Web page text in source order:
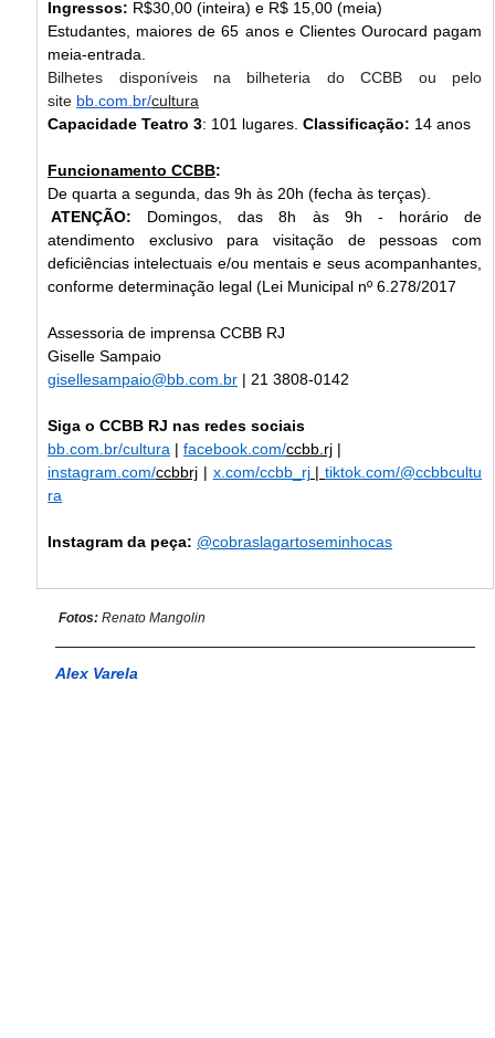
Ingressos: R$30,00 (inteira) e R$ 15,00 (meia)
Estudantes, maiores de 65 anos e Clientes Ourocard pagam
meia-entrada.
Bilhetes disponíveis na bilheteria do CCBB ou pelo
site bb.com.br/cultura
Capacidade Teatro 3: 101 lugares. Classificação: 14 anos
Funcionamento CCBB:
De quarta a segunda, das 9h às 20h (fecha às terças).
ATENÇÃO: Domingos, das 8h às 9h - horário de
atendimento exclusivo para visitação de pessoas com
deficiências intelectuais e/ou mentais e seus acompanhantes,
conforme determinação legal (Lei Municipal nº 6.278/2017
Assessoria de imprensa CCBB RJ
Giselle Sampaio
gisellesampaio@bb.com.br | 21 3808-0142
Siga o CCBB RJ nas redes sociais
bb.com.br/cultura | facebook.com/ccbb.rj |
instagram.com/ccbbrj | x.com/ccbb_rj | tiktok.com/@ccbbcultu
ra
Instagram da peça: @cobraslagartoseminhocas
Fotos: Renato Mangolin
Alex Varela